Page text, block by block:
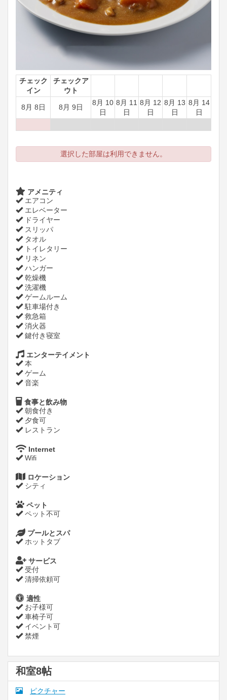
チェック
イン
チェックア
ウト
8月 8日 8月 9日
8月 10
日
8月 11
日
8月 12
日
8月 13
日
8月 14
日
選択した部屋は利用できません。
アメニティ
エアコン
エレベーター
ドライヤー
スリッパ
タオル
トイレタリー
リネン
ハンガー
乾燥機
洗濯機
ゲームルーム
駐車場付き
救急箱
消火器
鍵付き寝室
エンターテイメント
本
ゲーム
音楽
食事と飲み物
朝食付き
夕食可
レストラン
Internet
Wifi
ロケーション
シティ
ペット
ペット不可
プールとスパ
ホットタブ
サービス
受付
清掃依頼可
適性
お子様可
車椅子可
イベント可
禁煙
和室8帖
ピクチャー